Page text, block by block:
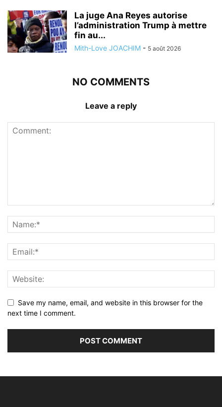
La juge Ana Reyes autorise
l’administration Trump à mettre
fin au...
Mith-Love JOACHIM - 5 août 2026
NO COMMENTS
Leave a reply
Save my name, email, and website in this browser for the
next time I comment.